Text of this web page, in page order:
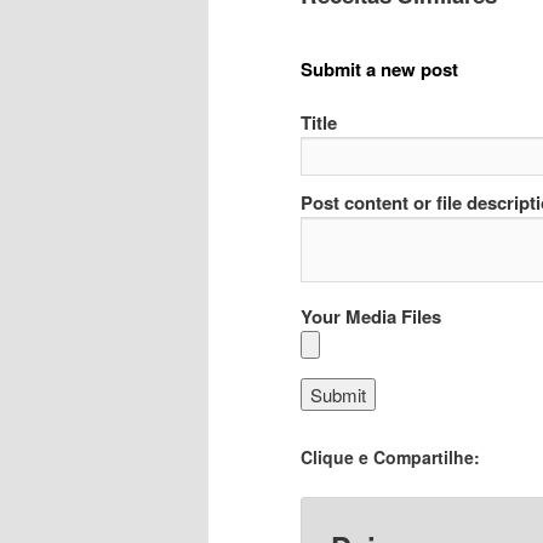
Submit a new post
Title
Post content or file
Your Media Files
Clique e Compartilhe: